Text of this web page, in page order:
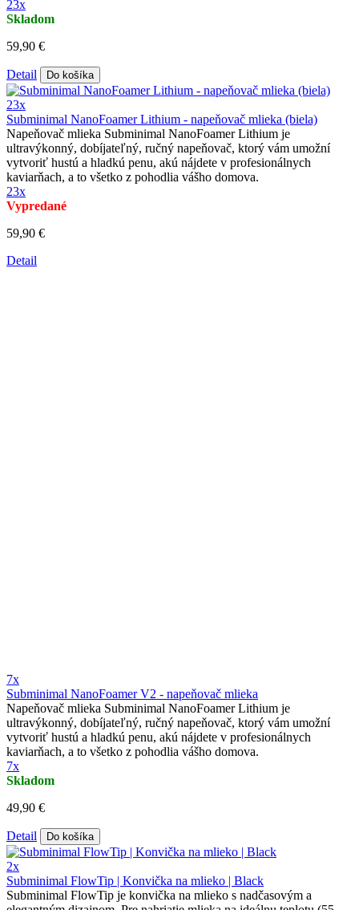
23x
Skladom
59,90 €
Detail Do košíka
23x
Subminimal NanoFoamer Lithium - napeňovač mlieka (biela)
Napeňovač mlieka Subminimal NanoFoamer Lithium je
ultravýkonný, dobíjateľný, ručný napeňovač, ktorý vám umožní
vytvoriť hustú a hladkú penu, akú nájdete v profesionálnych
kaviarňach, a to všetko z pohodlia vášho domova.
23x
Vypredané
59,90 €
Detail
7x
Subminimal NanoFoamer V2 - napeňovač mlieka
Napeňovač mlieka Subminimal NanoFoamer Lithium je
ultravýkonný, dobíjateľný, ručný napeňovač, ktorý vám umožní
vytvoriť hustú a hladkú penu, akú nájdete v profesionálnych
kaviarňach, a to všetko z pohodlia vášho domova.
7x
Skladom
49,90 €
Detail Do košíka
2x
Subminimal FlowTip | Konvička na mlieko | Black
Subminimal FlowTip je konvička na mlieko s nadčasovým a